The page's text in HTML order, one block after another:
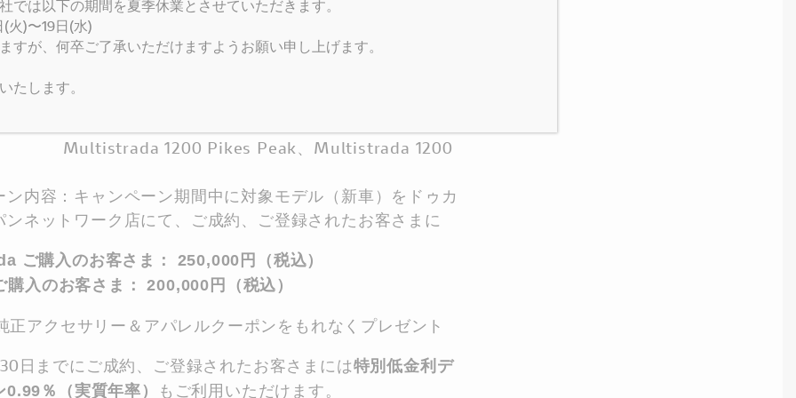
2018年4月25日（水）～7月31日（火）
デル名：XDiavel、XDiavel S（ボディカラー・ホワイトを
950、Multistrada1200、Multistrada
1200 Pikes Peak、Multistrada 1200
ン内容：キャンペーン期間中に対象モデル（新車）をドゥカ
ンネットワーク店にて、ご成約、ご登録されたお客さまに
ご購入のお客さま： 250,000円（税込）
入のお客さま： 200,000円（税込）
アクセサリー＆アパレルクーポンをもれなくプレゼント
日までにご成約、ご登録されたお客さまには特別低金利デ
％（実質年率）
もご利用いただけます。
では以下の期間を夏季休業とさせていただきます。
火)〜19日(水)
すが、何卒ご了承いただけますようお願い申し上げます。
たします。